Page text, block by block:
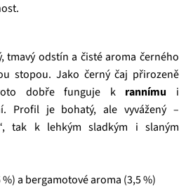
tmavý odstín a čisté aroma černého
stopou. Jako černý čaj přirozeně
dobře funguje k rannímu i
Profil je bohatý, ale vyvážený –
tak k lehkým sladkým i slaným
a bergamotové aroma (3,5 %)